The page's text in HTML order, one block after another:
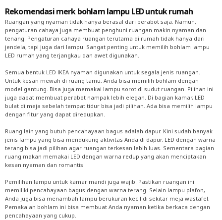
Rekomendasi merk bohlam lampu LED untuk rumah
Ruangan yang nyaman tidak hanya berasal dari perabot saja. Namun,
pengaturan cahaya juga membuat penghuni ruangan makin nyaman dan
tenang. Pengaturan cahaya ruangan terutama di rumah tidak hanya dari
jendela, tapi juga dari lampu. Sangat penting untuk memilih bohlam lampu
LED rumah yang terjangkau dan awet digunakan.
Semua bentuk LED IKEA nyaman digunakan untuk segala jenis ruangan.
Untuk kesan mewah di ruang tamu, Anda bisa memilih bohlam dengan
model gantung. Bisa juga memakai lampu sorot di sudut ruangan. Pilihan ini
juga dapat membuat perabot nampak lebih elegan. Di bagian kamar, LED
bulat di meja sebelah tempat tidur bisa jadi pilihan. Ada bisa memilih lampu
dengan fitur yang dapat diredupkan.
Ruang lain yang butuh pencahayaan bagus adalah dapur. Kini sudah banyak
jenis lampu yang bisa mendukung aktivitas Anda di dapur. LED dengan warna
terang bisa jadi pilihan agar ruangan terkesan lebih luas. Sementara bagian
ruang makan memakai LED dengan warna redup yang akan menciptakan
kesan nyaman dan romantis.
Pemilihan lampu untuk kamar mandi juga wajib. Pastikan ruangan ini
memiliki pencahayaan bagus dengan warna terang. Selain lampu plafon,
Anda juga bisa menambah lampu berukuran kecil di sekitar meja wastafel.
Pemakaian bohlam ini bisa membuat Anda nyaman ketika berkaca dengan
pencahayaan yang cukup.